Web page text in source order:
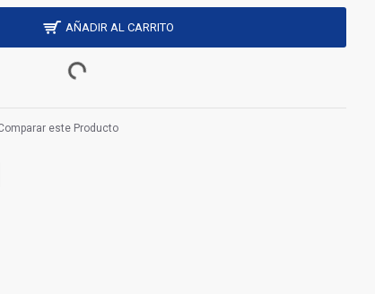
AÑADIR AL CARRITO
este Producto